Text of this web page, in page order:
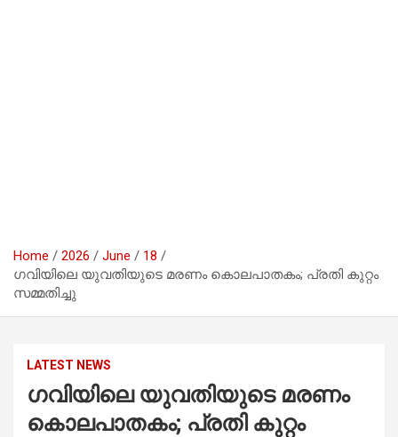
Home 2026 June
18
ഗവിയിലെ യുവതിയുടെ മരണം കൊലപാതകം; പ്രതി കുറ്റം
സമ്മതിച്ചു
LATEST NEWS
ഗവിയിലെ യുവതിയുടെ മരണം
കൊലപാതകം; പ്രതി കുറ്റം